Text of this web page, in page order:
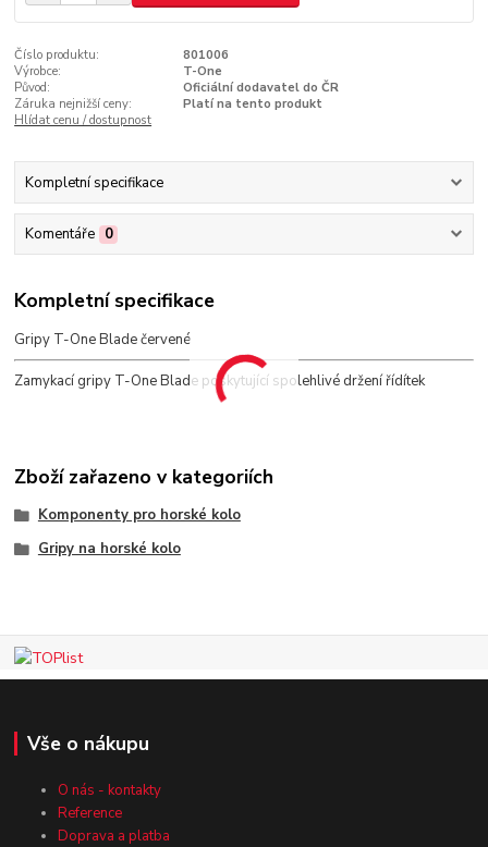
Číslo produktu:
801006
Výrobce:
T-One
Původ:
Oficiální dodavatel do ČR
Záruka nejnižší ceny:
Platí na tento produkt
Hlídat cenu / dostupnost
Kompletní specifikace
Komentáře 0
Kompletní specifikace
Gripy T-One Blade červené
Zamykací gripy T-One Blade poskytující spolehlivé držení řídítek
Zboží zařazeno v kategoriích
Komponenty pro horské kolo
Gripy na horské kolo
Vše o nákupu
O nás - kontakty
Reference
Doprava a platba